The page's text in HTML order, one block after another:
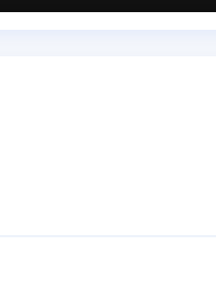
రవీందర్ రెడ్డి